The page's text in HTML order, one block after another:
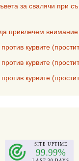
за свалячи при
привлечем
курвите
курвите
курвите